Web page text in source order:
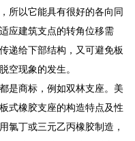
所以它能具有很好的各向同
应建筑支点的转角位移需
递给下部结构，又可避免板
空现象的发生。
是商标，例如双林支座。美
式橡胶支座的构造特点及性
氯丁或三元乙丙橡胶制造，